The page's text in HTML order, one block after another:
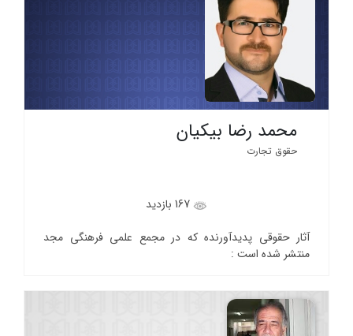
محمد رضا بیکیان
حقوق تجارت
آثار حقوقی پدیدآورنده که در مجمع علمی فرهنگی مجد
منتشر شده است :